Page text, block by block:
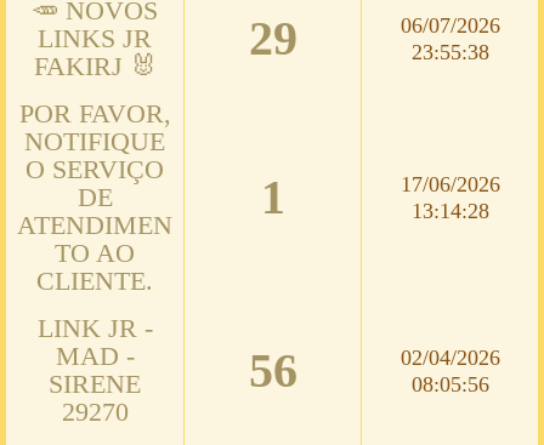
🥕 NOVOS
LINKS JR
FAKIRJ 🐰
29
06/07/2026
23:55:38
POR FAVOR,
NOTIFIQUE
O SERVIÇO
DE
ATENDIMEN
TO AO
CLIENTE.
1
17/06/2026
13:14:28
LINK JR -
MAD -
SIRENE
29270
56
02/04/2026
08:05:56